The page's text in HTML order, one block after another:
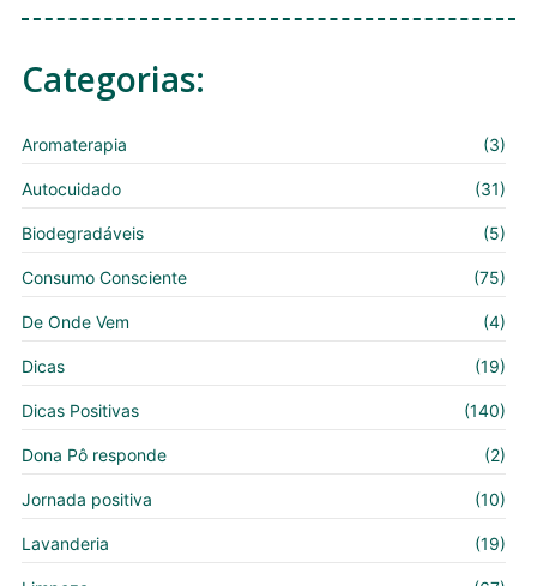
Categorias:
Aromaterapia (3)
Autocuidado (31)
Biodegradáveis (5)
Consumo Consciente (75)
De Onde Vem (4)
Dicas (19)
Dicas Positivas (140)
Dona Pô responde (2)
Jornada positiva (10)
Lavanderia (19)